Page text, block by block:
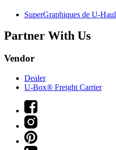
SuperGraphiques de U-Haul
Partner With Us
Vendor
Dealer
U-Box® Freight Carrier